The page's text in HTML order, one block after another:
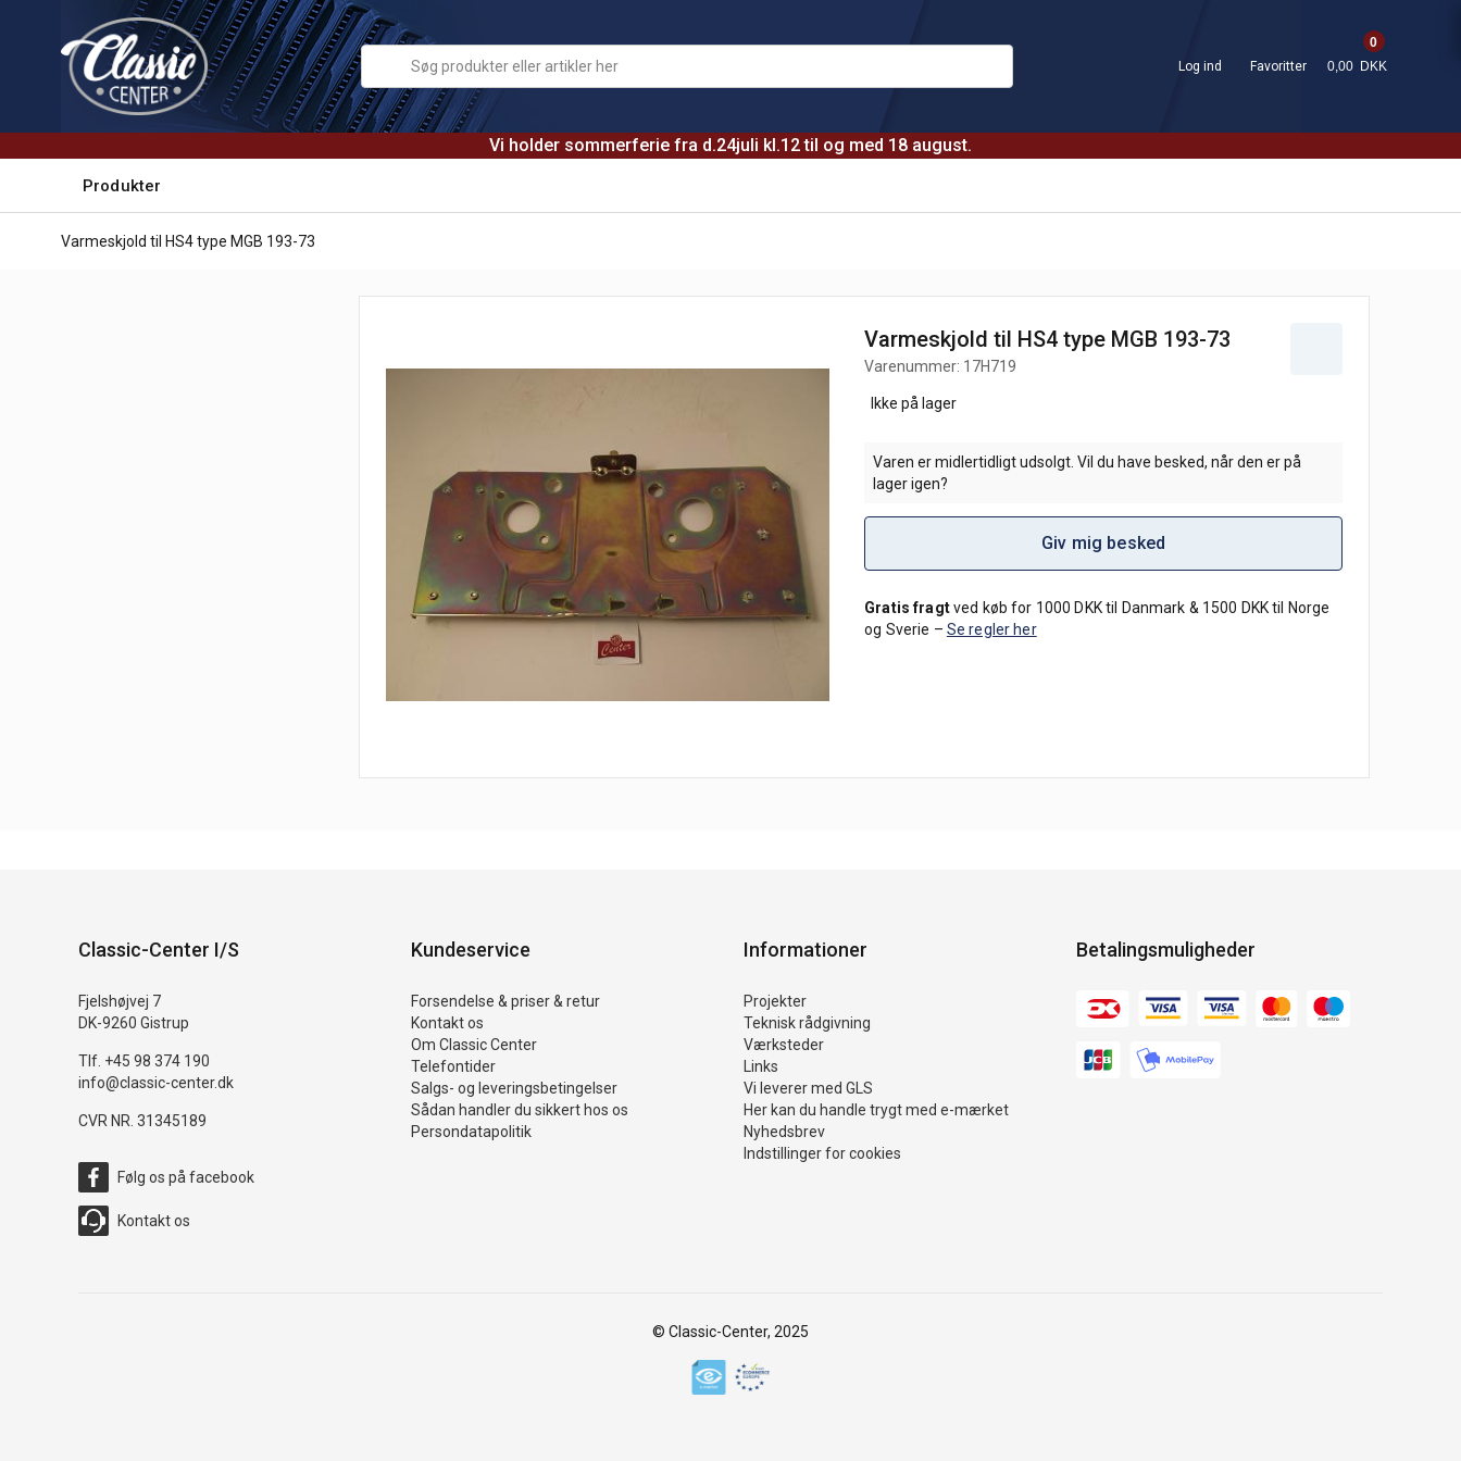
Vi holder sommerferie fra d.24juli kl.12 til og med 18 august.
Log ind Favoritter
0
0,00 DKK
Produkter
Varmeskjold til HS4 type MGB 193-73
Varmeskjold til HS4 type MGB 193-73
Varenummer: 17H719
Ikke på lager
Varen er midlertidligt udsolgt. Vil du have besked, når den er på
lager igen?
Giv mig besked
Gratis fragtved køb for 1000 DKK til Danmark & 1500 DKK til Norge
og Sverie – Se regler her
Classic-Center I/S
Fjelshøjvej 7
DK-9260 Gistrup
Tlf. +45 98 374 190
info@classic-center.dk
CVR NR. 31345189
Følg os på facebook
Kontakt os
Kundeservice
Forsendelse & priser & retur
Kontakt os
Om Classic Center
Telefontider
Salgs- og leveringsbetingelser
Sådan handler du sikkert hos os
Persondatapolitik
Informationer
Projekter
Teknisk rådgivning
Værksteder
Links
Vi leverer med GLS
Her kan du handle trygt med e-mærket
Nyhedsbrev
Indstillinger for cookies
Betalingsmuligheder
© Classic-Center, 2025